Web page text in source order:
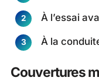
À l’essai
À la
Couvertures